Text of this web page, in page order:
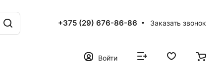
+375 (29) 676-86-86 Заказать звонок
Войти